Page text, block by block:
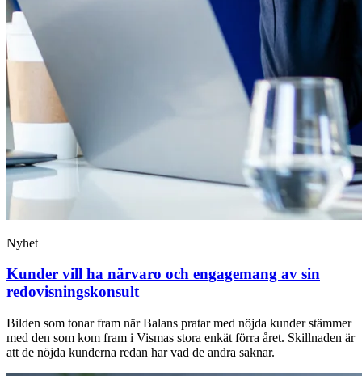
Nyhet
Kunder vill ha närvaro och engagemang av sin
redovisnings­konsult
Bilden som tonar fram när Balans pratar med nöjda kunder stämmer
med den som kom fram i Vismas stora enkät förra året. Skillnaden är
att de nöjda kunderna redan har vad de andra saknar.